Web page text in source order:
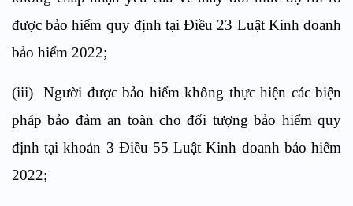
được bảo hiểm quy định tại Điều 23 Luật Kinh doanh
bảo hiểm 2022;
(iii) Người được bảo hiểm không thực hiện các biện
pháp bảo đảm an toàn cho đối tượng bảo hiểm quy
định tại khoản 3 Điều 55 Luật Kinh doanh bảo hiểm
2022;